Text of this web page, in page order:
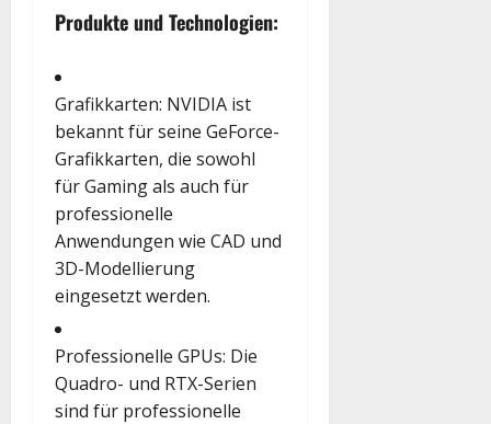
Produkte und Technologien:
Grafikkarten: NVIDIA ist
bekannt für seine GeForce-
Grafikkarten, die sowohl
für Gaming als auch für
professionelle
Anwendungen wie CAD und
3D-Modellierung
eingesetzt werden.
Professionelle GPUs: Die
Quadro- und RTX-Serien
sind für professionelle